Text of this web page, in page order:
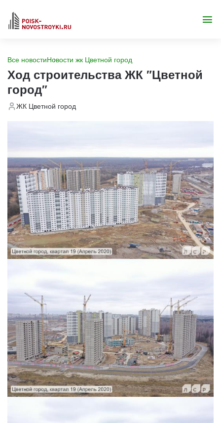
Все новостиНовости жк Цветной город
Ход строительства ЖК "Цветной
город"
ЖК Цветной город